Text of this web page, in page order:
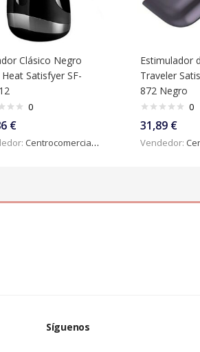
Clásico Negro
Satisfyer SF-
0
€
Centrocomercialdigital
Estimulador
Traveler
872 Negro
0
31,89 €
Vendedor:
Síguenos